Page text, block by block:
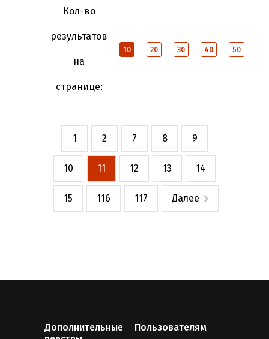
Кол-во
результатов
на
странице:
10 20 30 40 50
1 2 7 8 9
10 11 12 13 14
15 116 117 Далее
Дополнительные
Пользователям